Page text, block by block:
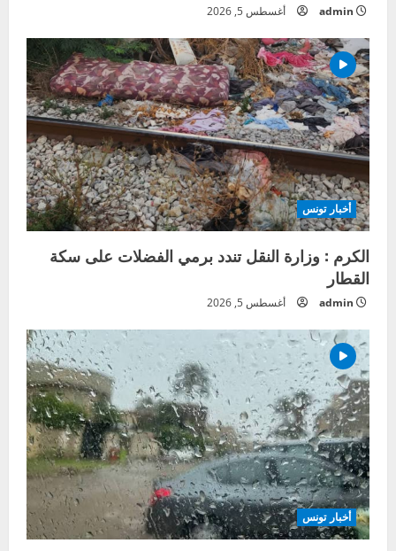
admin أغسطس 5, 2026
أخبار تونس
الكرم : وزارة النقل تندد برمي الفضلات على سكة
القطار
admin أغسطس 5, 2026
أخبار تونس